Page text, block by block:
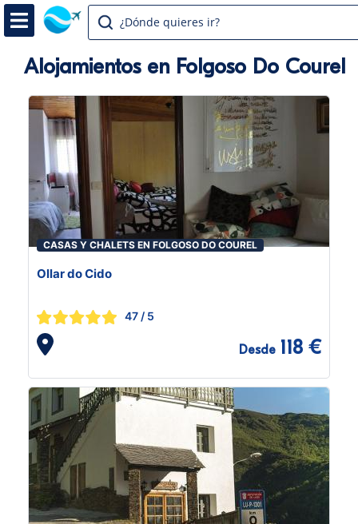
¿Dónde quieres ir?
Alojamientos en Folgoso Do Courel
CASAS Y CHALETS EN FOLGOSO DO COUREL
Ollar do Cido
47 / 5
Desde 118 €